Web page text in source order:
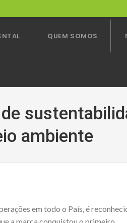
QUEM SOMOS
ambiente
em todo o País, é